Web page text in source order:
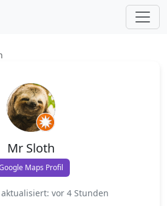
Mr Sloth
Maps Profil
vor 4 Stunden